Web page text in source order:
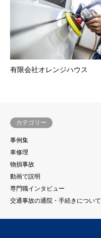
有限会社オレンジハウス
カテゴリー
事例集
車修理
物損事故
動画で説明
専門職インタビュー
交通事故の通院・手続きについて